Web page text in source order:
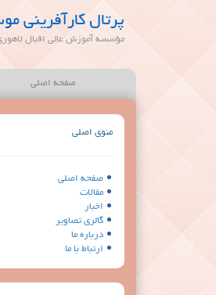
پرتال کارآفرینی
مؤسسه آموزش عالی اقبال
صفحه اصلی
منوی اصلی
صفحه اصلی
مقالات
اخبار
گالری تصاویر
درباره ما
ارتباط با ما